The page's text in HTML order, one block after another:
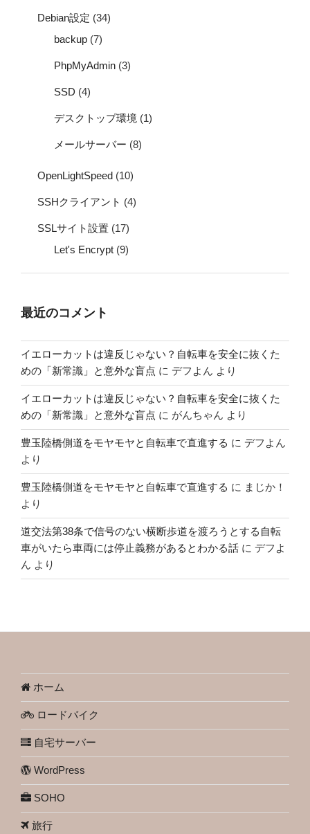
Debian設定 (34)
backup (7)
PhpMyAdmin (3)
SSD (4)
デスクトップ環境 (1)
メールサーバー (8)
OpenLightSpeed (10)
SSHクライアント (4)
SSLサイト設置 (17)
Let's Encrypt (9)
最近のコメント
イエローカットは違反じゃない？自転車を安全に抜くた
めの「新常識」と意外な盲点 に デフよん より
イエローカットは違反じゃない？自転車を安全に抜くた
めの「新常識」と意外な盲点 に がんちゃん より
豊玉陸橋側道をモヤモヤと自転車で直進する に デフよん
より
豊玉陸橋側道をモヤモヤと自転車で直進する に まじか！
より
道交法第38条で信号のない横断歩道を渡ろうとする自転
車がいたら車両には停止義務があるとわかる話 に デフよ
ん より
ホーム
ロードバイク
自宅サーバー
WordPress
SOHO
旅行